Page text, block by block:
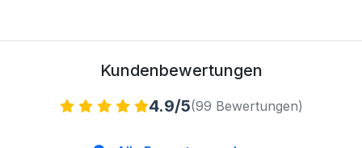
Kundenbewertungen
4.9/5(99 Bewertungen)